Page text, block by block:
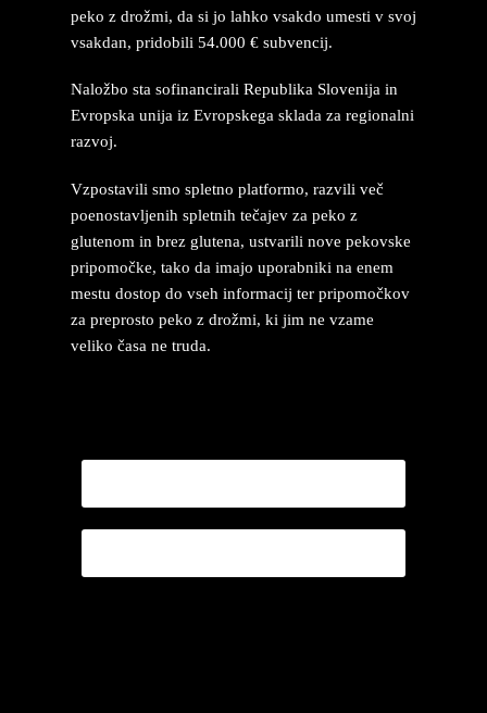
peko z drožmi, da si jo lahko vsakdo umesti v svoj
vsakdan, pridobili 54.000 € subvencij.
Naložbo sta sofinancirali Republika Slovenija in
Evropska unija iz Evropskega sklada za regionalni
razvoj.
Vzpostavili smo spletno platformo, razvili več
poenostavljenih spletnih tečajev za peko z
glutenom in brez glutena, ustvarili nove pekovske
pripomočke, tako da imajo uporabniki na enem
mestu dostop do vseh informacij ter pripomočkov
za preprosto peko z drožmi, ki jim ne vzame
veliko časa ne truda.